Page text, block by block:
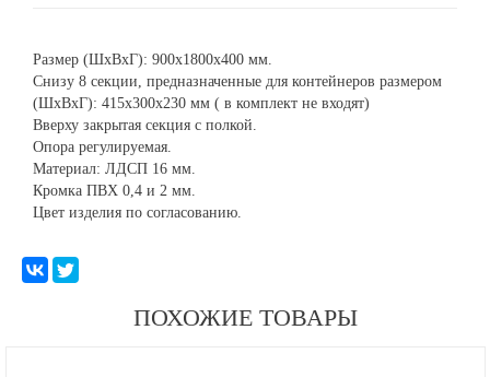
Размер (ШхВхГ): 900х1800х400 мм.
Снизу 8 секции, предназначенные для контейнеров размером
(ШхВхГ): 415х300х230 мм ( в комплект не входят)
Вверху закрытая секция с полкой.
Опора регулируемая.
Материал: ЛДСП 16 мм.
Кромка ПВХ 0,4 и 2 мм.
Цвет изделия по согласованию.
ПОХОЖИЕ ТОВАРЫ